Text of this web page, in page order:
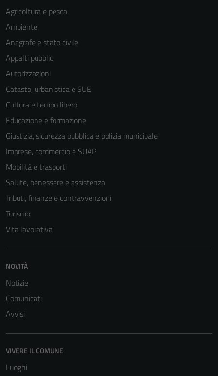
Agricoltura e pesca
Ambiente
Anagrafe e stato civile
Appalti pubblici
Autorizzazioni
Catasto, urbanistica e SUE
Cultura e tempo libero
Educazione e formazione
Giustizia, sicurezza pubblica e polizia municipale
Imprese, commercio e SUAP
Mobilità e trasporti
Salute, benessere e assistenza
Tributi, finanze e contravvenzioni
Turismo
Vita lavorativa
NOVITÀ
Notizie
Comunicati
Avvisi
VIVERE IL COMUNE
Luoghi